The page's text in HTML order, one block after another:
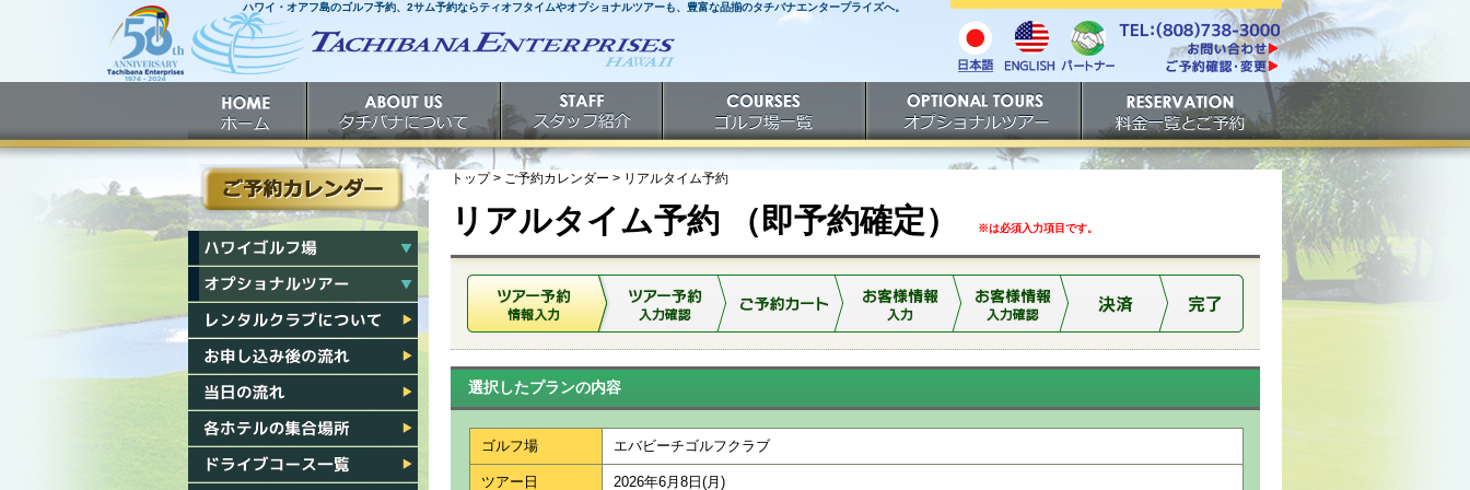
ハワイ・オアフ島のゴルフ予約、2サム予約ならティオフタイムやオプショナルツアーも、豊富な品揃のタチバナエンタープライズへ。
日本
語
English パート
電話番号は808-738-
3000。ファックスは808-
738-3001。
https://www.tachibana.com/contact/
ご予約確認・変更
ホーム タチバナについて スタッフ紹介 ゴルフ場一覧 オプショナルツアー ご予約
ご予約カレンダー
ハワイゴルフ場一覧
ハワイオプショナルツアー一覧
レンタルクラブについて
お申し込み後の流れ
当日の流れ
各ホテル集合場所
トップ> ご予約カレンダー > リアルタイム予約
リアルタイム予約 （即予約確定） ※は必須入力項目です。
選択したプランの内容
ゴルフ場 エバビーチゴルフクラブ
ツアー日 2026年6月8日(月)